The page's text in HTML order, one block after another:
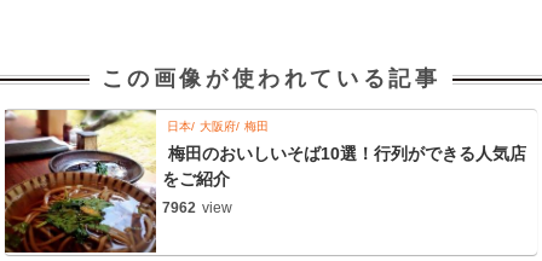
この画像が使われている記事
日本 大阪府 梅田
梅田のおいしいそば10選！行列ができる人気店
をご紹介
7962 view